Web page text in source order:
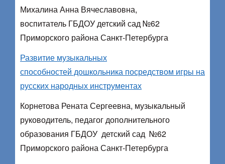
Михалина Анна Вячеславовна,
воспитатель ГБДОУ детский сад №62
Приморского района Санкт-Петербурга
Развитие музыкальных
способностей дошкольника посредством игры на
русских народных инструментах
Корнетова Рената Сергеевна, музыкальный
руководитель, педагог дополнительного
образования ГБДОУ детский сад №62
Приморского района Санкт-Петербурга